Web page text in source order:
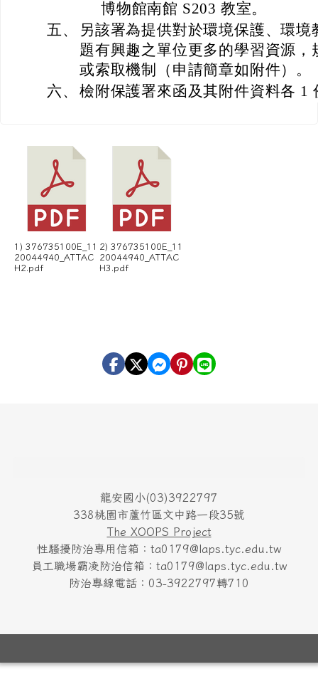
博物館南館 S203 教室。
五、
另該署為提供對於環境保護、環
題有興趣之單位更多的學習資源
或索取機制（申請簡章如附件）。
六、 檢附保護署來函及其附件資料各 1
1) 376735100E_11
20044940_ATTAC
H2.pdf
2) 376735100E_11
20044940_ATTAC
H3.pdf
龍安國小(03)3922797
338桃園市蘆竹區文中路一段35號
The XOOPS Project
性騷擾防治專用信箱：ta0179@laps.tyc.edu.tw
員工職場霸凌防治信箱：ta0179@laps.tyc.edu.tw
防治專線電話：03-3922797轉710